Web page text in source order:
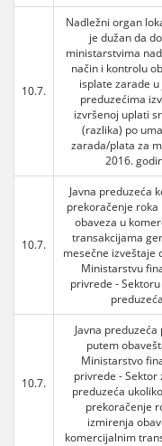
10.7.
Nadležni organ
je dužan da
ministarstvima
način i kontrolu
isplate zarade
preduzećima
izvršenoj uplati
(razlika) po
zarada/plata za
2016.
10.7.
Javna preduzeća
prekoračenje roka
obaveza u
transakcijama
mesečne izveštaje
Ministarstvu
privrede -
preduzeća
10.7.
Javna
putem
Ministarstvo
privrede - Sektor
preduzeća
prekoračenje
izmirenja
komercijalnim